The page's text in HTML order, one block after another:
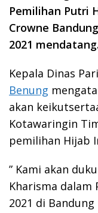
Pemilihan Putri
Crowne
2021 mendatang.
Kepala Dinas
Benung
akan
Kotawaringin
pemilihan Hijab
” Kami akan
Kharisma dalam
2021 di